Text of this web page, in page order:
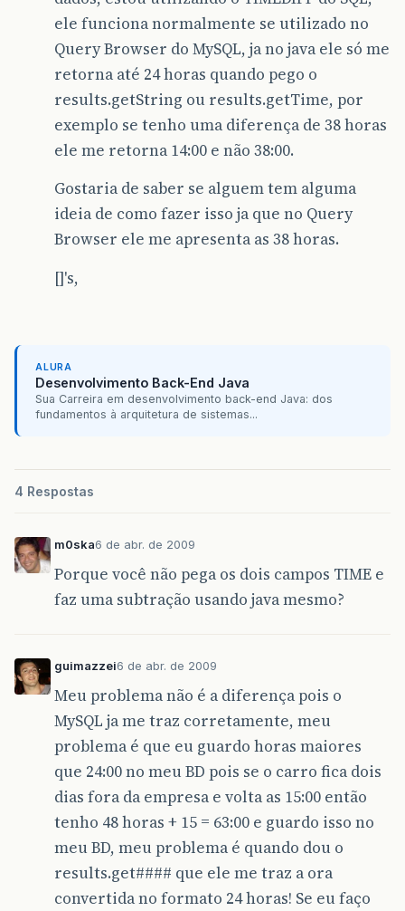
ele funciona normalmente se utilizado no
Query Browser do MySQL, ja no java ele só me
retorna até 24 horas quando pego o
results.getString ou results.getTime, por
exemplo se tenho uma diferença de 38 horas
ele me retorna 14:00 e não 38:00.
Gostaria de saber se alguem tem alguma
ideia de como fazer isso ja que no Query
Browser ele me apresenta as 38 horas.
[]'s,
ALURA
Desenvolvimento Back-End Java
Sua Carreira em desenvolvimento back-end Java: dos
fundamentos à arquitetura de sistemas...
4 Respostas
m0ska6 de abr. de 2009
Porque você não pega os dois campos TIME e
faz uma subtração usando java mesmo?
guimazzei6 de abr. de 2009
Meu problema não é a diferença pois o
MySQL ja me traz corretamente, meu
problema é que eu guardo horas maiores
que 24:00 no meu BD pois se o carro fica dois
dias fora da empresa e volta as 15:00 então
tenho 48 horas + 15 = 63:00 e guardo isso no
meu BD, meu problema é quando dou o
results.get#### que ele me traz a ora
convertida no formato 24 horas! Se eu faço